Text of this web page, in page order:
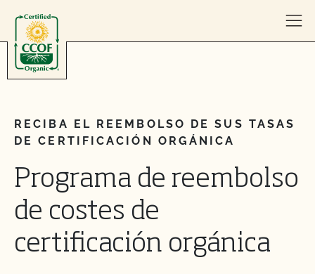
RECIBA EL REEMBOLSO DE SUS TASAS
DE CERTIFICACIÓN ORGÁNICA
Programa de reembolso
de costes de
certificación orgánica